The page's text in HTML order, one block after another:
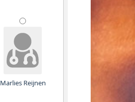
Marlies Reijnen